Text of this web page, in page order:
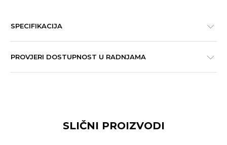
SPECIFIKACIJA
PROVJERI DOSTUPNOST U RADNJAMA
SLIČNI PROIZVODI